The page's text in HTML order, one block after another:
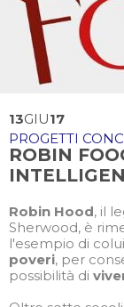
13GIU17
PROGETTI
ROBIN
Robin Hood, il
Sherwood, è
l'esempio di
poveri, per
possibilità di